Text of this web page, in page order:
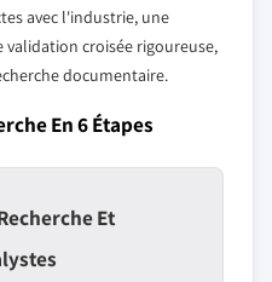
avec l'industrie, une
croisée rigoureuse,
documentaire.
En 6 Étapes
Et